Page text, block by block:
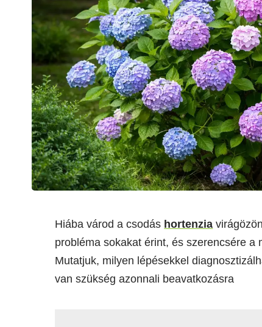
Hiába várod a csodás hortenzia
probléma sokakat érint, és szerencsére
Mutatjuk, milyen lépésekkel
van szükség azonnali beavatkozásra